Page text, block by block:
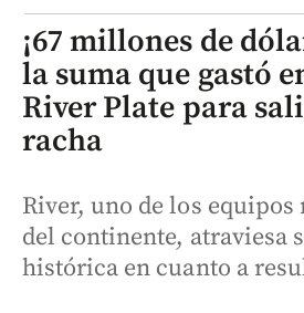
¡67 millones de
la suma que gastó
River Plate para
racha
River, uno de los equipos
del continente, atraviesa
histórica en cuanto a